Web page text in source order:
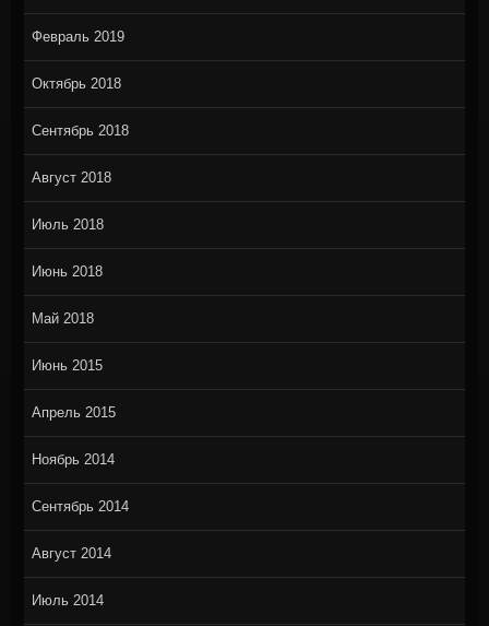
Февраль 2019
Октябрь 2018
Сентябрь 2018
Август 2018
Июль 2018
Июнь 2018
Май 2018
Июнь 2015
Апрель 2015
Ноябрь 2014
Сентябрь 2014
Август 2014
Июль 2014